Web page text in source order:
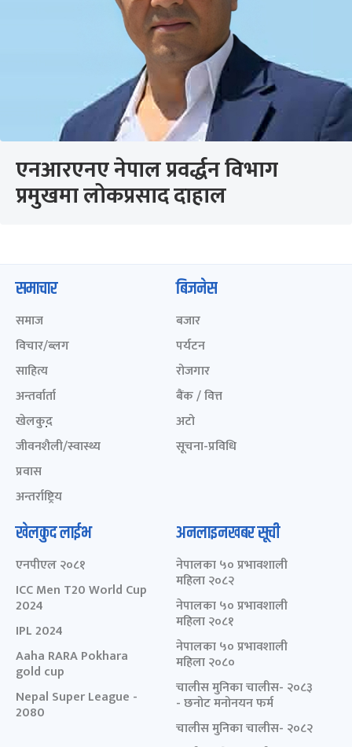
एनआरएनए नेपाल प्रवर्द्धन विभाग
प्रमुखमा लोकप्रसाद दाहाल
समाचार
समाज
विचार/ब्लग
साहित्य
अन्तर्वार्ता
खेलकुद़़
जीवनशैली/स्वास्थ्य
प्रवास
अन्तर्राष्ट्रिय
बिजनेस
बजार
पर्यटन
रोजगार
बैंक / वित्त
अटो
सूचना-प्रविधि
खेलकुद लाईभ
एनपीएल २०८१
ICC Men T20 World Cup
2024
IPL 2024
Aaha RARA Pokhara
gold cup
Nepal Super League -
2080
अनलाइनखबर सूची
नेपालका ५० प्रभावशाली
महिला २०८२
नेपालका ५० प्रभावशाली
महिला २०८१
नेपालका ५० प्रभावशाली
महिला २०८०
चालीस मुनिका चालीस- २०८३
- छनोट मनोनयन फर्म
चालीस मुनिका चालीस- २०८२